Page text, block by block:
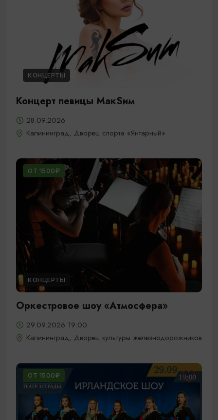
КОНЦЕРТЫ
Концерт певицы МакSим
28.09.2026
Калининград, Дворец спорта «Янтарный»
ОТ 1500₽
КОНЦЕРТЫ
Оркестровое шоу «Атмосфера»
29.09.2026 19:00
Калининград, Дворец культуры железнодорожников
ОТ 1500₽